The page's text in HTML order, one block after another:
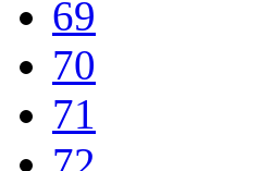
69
70
71